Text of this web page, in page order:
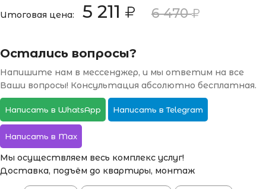
Итоговая цена: 5 211 6 470
Остались вопросы?
Напишите нам в мессенджер, и мы ответим на все
Ваши вопросы! Консультация абсолютно бесплатная.
Написать в WhatsApp Написать в Telegram
Написать в Max
Мы осуществляем весь комплекс услуг!
Доставка, подъём до квартиры, монтаж